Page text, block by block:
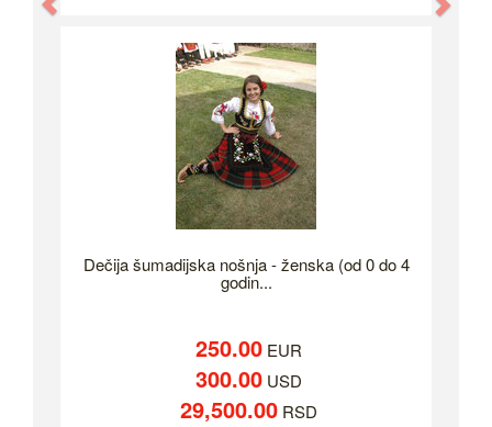
Dečija šumadijska nošnja - ženska (od 0 do 4
godin...
250.00 EUR
300.00 USD
29,500.00 RSD